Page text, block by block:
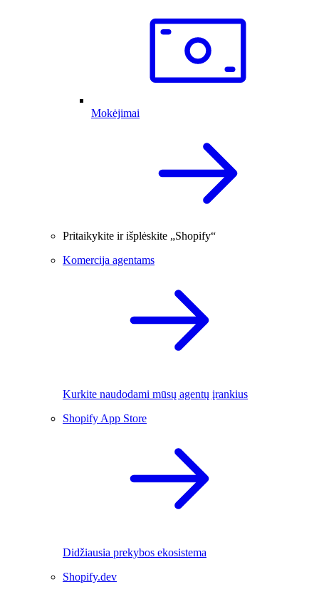
Mokėjimai
Pritaikykite ir išplėskite „Shopify“
Komercija agentams
Kurkite naudodami mūsų agentų įrankius
Shopify App Store
Didžiausia prekybos ekosistema
Shopify.dev